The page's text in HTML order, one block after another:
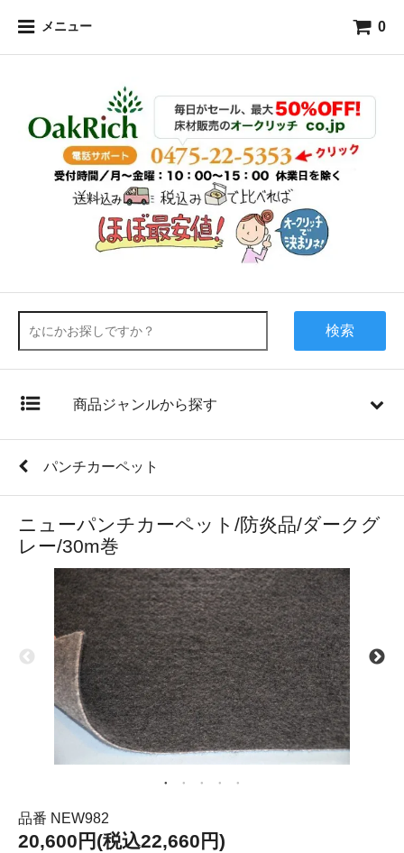
メニュー 0
検索
商品ジャンルから探す
パンチカーペット
ニューパンチカーペット/防炎品/ダークグ
レー/30m巻
品番 NEW982
20,600円(税込22,660円)